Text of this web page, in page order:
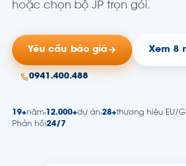
hoặc chọn bộ JP trọn gói.
Yêu cầu báo giá Xem 8
0941.400.488
19+năm 12.000+dự án 28+thương hiệu EU/
Phản hồi24/7